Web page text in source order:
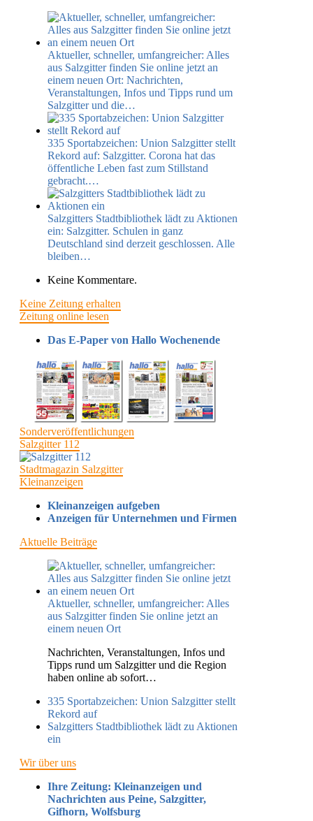
Aktueller, schneller, umfangreicher: Alles
aus Salzgitter finden Sie online jetzt an
einem neuen Ort: Nachrichten,
Veranstaltungen, Infos und Tipps rund um
Salzgitter und die…
335 Sportabzeichen: Union Salzgitter stellt
Rekord auf: Salzgitter​. Corona hat das
öffentliche Leben fast zum Stillstand
gebracht.…
Salzgitters Stadtbibliothek lädt zu Aktionen
ein: Salzgitter​. Schulen in ganz
Deutschland sind derzeit geschlossen. Alle
bleiben…
Keine Kommentare.
Keine Zeitung erhalten
Zeitung online lesen
Das E-Paper von Hallo Wochenende
Sonderveröffentlichungen
Salzgitter 112
Stadtmagazin Salzgitter
Kleinanzeigen
Kleinanzeigen aufgeben
Anzeigen für Unternehmen und Firmen
Aktuelle Beiträge
Aktueller, schneller, umfangreicher: Alles
aus Salzgitter finden Sie online jetzt an
einem neuen Ort
Nachrichten, Veranstaltungen, Infos und
Tipps rund um Salzgitter und die Region
haben online ab sofort…
335 Sportabzeichen: Union Salzgitter stellt
Rekord auf
Salzgitters Stadtbibliothek lädt zu Aktionen
ein
Wir über uns
Ihre Zeitung: Kleinanzeigen und
Nachrichten aus Peine, Salzgitter,
Gifhorn, Wolfsburg